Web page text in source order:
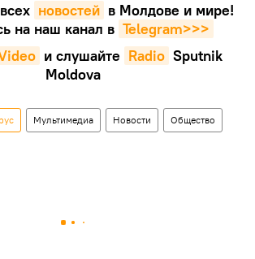
новостей в Молдове и мире!
на наш канал в Telegram>>>
и слушайте Radio Sputnik
Moldova
Мультимедиа Новости Общество